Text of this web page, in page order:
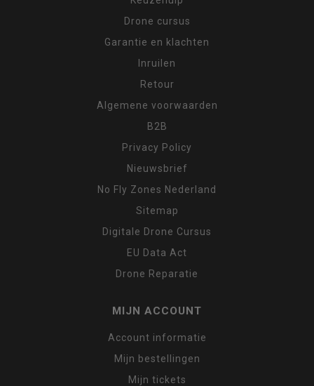
Drone cursus
Garantie en klachten
Inruilen
Retour
Algemene voorwaarden
B2B
Privacy Policy
Nieuwsbrief
No Fly Zones Nederland
Sitemap
Digitale Drone Cursus
EU Data Act
Drone Reparatie
MIJN ACCOUNT
Account informatie
Mijn bestellingen
Mijn tickets